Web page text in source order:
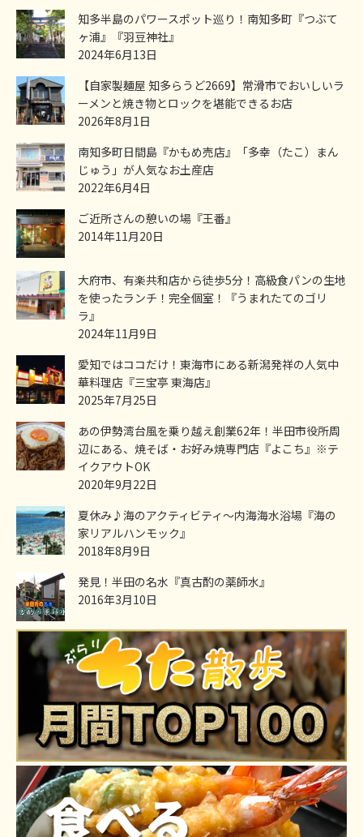
知多半島のパワースポット巡り！南知多町『つぶて
ヶ浦』『羽豆神社』
2024年6月13日
【自家製麺屋 知多らうど2669】常滑市でおいしいラ
ーメンと焼き物とロックを堪能できるお店
2026年8月1日
南知多町日間島『かもめ売店』「多幸（たこ）まん
じゅう」が人気なお土産店
2022年6月4日
ご近所さんの憩いの場『王番』
2014年11月20日
大府市、有楽共和店から徒歩5分！高級食パンの生地
を使ったランチ！完全個室！『うまれたてのゴリ
ラ』
2024年11月9日
愛知ではココだけ！東海市にある新潟発祥の人気中
華料理店『三宝亭 東海店』
2025年7月25日
あの伊勢湾台風を乗り越え創業62年！半田市役所周
辺にある、焼そば・お好み焼専門店『よこち』※テ
イクアウトOK
2020年9月22日
夏休み♪海のアクティビティ～内海海水浴場『海の
家リアルハンモック』
2018年8月9日
発見！半田の名水『真古酌の薬師水』
2016年3月10日